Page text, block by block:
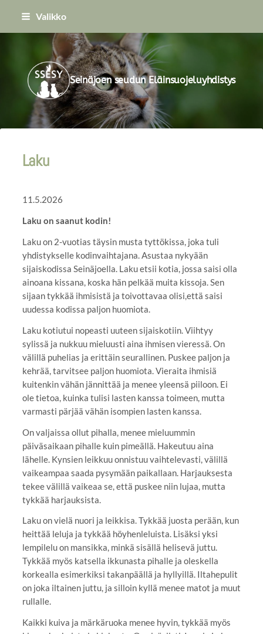
Siirry
Valikko
Seinäjoen seudun Eläinsuojeluyhdistys
Laku
11.5.2026
Laku on saanut kodin!
Laku on 2-vuotias täysin musta tyttökissa, joka tuli
yhdistykselle kodinvaihtajana. Asustaa nykyään
sijaiskodissa Seinäjoella. Laku etsii kotia, jossa saisi olla
ainoana kissana, koska hän pelkää muita kissoja. Sen
sijaan tykkää ihmisistä ja toivottavaa olisi,että saisi
uudessa kodissa paljon huomiota.
Laku kotiutui nopeasti uuteen sijaiskotiin. Viihtyy
sylissä ja nukkuu mieluusti aina ihmisen vieressä. On
välillä puhelias ja erittäin seurallinen. Puskee paljon ja
kehrää, tarvitsee paljon huomiota. Vieraita ihmisiä
kuitenkin vähän jännittää ja menee yleensä piiloon. Ei
ole tietoa, kuinka tulisi lasten kanssa toimeen, mutta
varmasti pärjää vähän isompien lasten kanssa.
On valjaissa ollut pihalla, menee mieluummin
päiväsaikaan pihalle kuin pimeällä. Hakeutuu aina
lähelle. Kynsien leikkuu onnistuu vaihtelevasti, välillä
vaikeampaa saada pysymään paikallaan. Harjauksesta
tekee välillä vaikeaa se, että puskee niin lujaa, mutta
tykkää harjauksista.
Laku on vielä nuori ja leikkisa. Tykkää juosta perään, kun
heittää leluja ja tykkää höyhenleluista. Lisäksi yksi
lempilelu on mansikka, minkä sisällä helisevä juttu.
Tykkää myös katsella ikkunasta pihalle ja oleskella
korkealla esimerkiksi takanpäällä ja hyllyillä. Iltahepulit
on joka iltainen juttu, ja silloin kyllä menee matot ja muut
rullalle.
Kaikki kuiva ja märkäruoka menee hyvin, tykkää myös